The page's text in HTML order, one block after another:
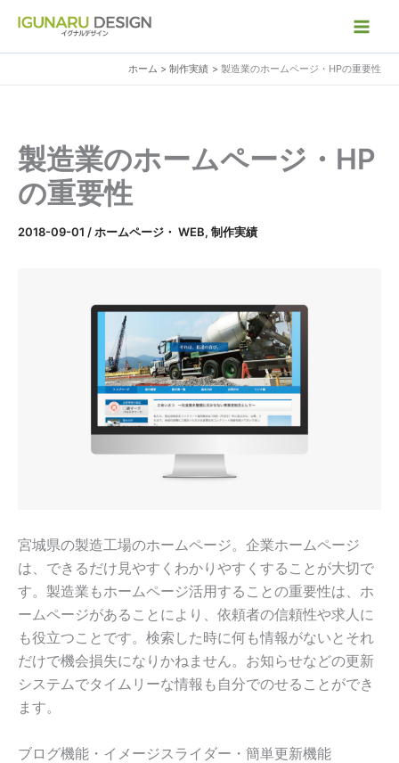
を
ホーム 制作実績 製造業のホームページ・HPの重要性
製造業のホームページ・HP
の重要性
2018-09-01 /ホームページ・ WEB, 制作実績
宮城県の製造工場のホームページ。企業ホームページ
は、できるだけ見やすくわかりやすくすることが大切で
す。製造業もホームページ活用することの重要性は、ホ
ームページがあることにより、依頼者の信頼性や求人に
も役立つことです。検索した時に何も情報がないとそれ
だけで機会損失になりかねません。お知らせなどの更新
システムでタイムリーな情報も自分でのせることができ
ます。
ブログ機能・イメージスライダー・簡単更新機能